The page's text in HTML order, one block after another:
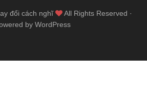
đổi cách nghĩ
All Rights Reserved ·
by WordPress